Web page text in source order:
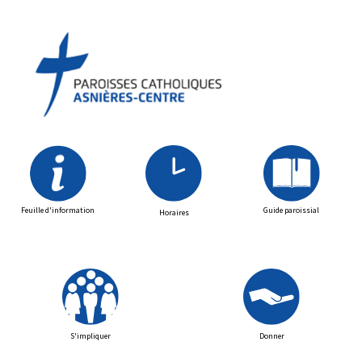
Feuille d'information Horaires Guide paroissial
S'impliquer Donner